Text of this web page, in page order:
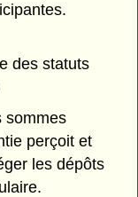
des statuts
sommes
perçoit et
les dépôts